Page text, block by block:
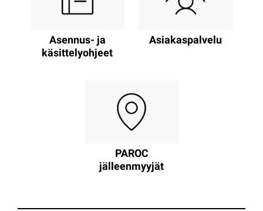
Asennus- ja
käsittelyohjeet
Asiakaspalvelu
PAROC
jälleenmyyjät